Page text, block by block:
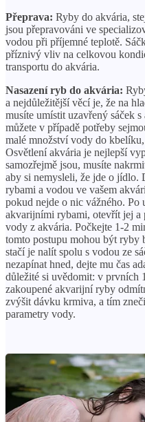
Přeprava: Ryby do akvária,
jsou přepravováni ve
vodou při příjemné teplotě.
příznivý vliv na celkovou
transportu do akvária.
Nasazení ryb do akvária:
a nejdůležitější věcí je, že na
musíte umístit uzavřený sáček
můžete v případě potřeby
malé množství vody do
Osvětlení akvária je nejlepší
samozřejmě jsou, musíte
aby si nemysleli, že jde o jídlo.
rybami a vodou ve vašem
pokud nejde o nic vážného. Po
akvarijními rybami, otevřít jej a
vody z akvária. Počkejte 1-2
tomto postupu mohou být ryby
stačí je nalít spolu s vodou ze
nezapínat hned, dejte mu čas
důležité si uvědomit: v prvních
zakoupené akvarijní ryby
zvýšit dávku krmiva, a tím
parametry vody.